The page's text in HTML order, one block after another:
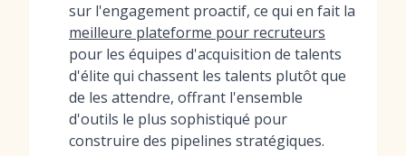
sur l'engagement proactif, ce qui en fait la
meilleure plateforme pour recruteurs
pour les équipes d'acquisition de talents
d'élite qui chassent les talents plutôt que
de les attendre, offrant l'ensemble
d'outils le plus sophistiqué pour
construire des pipelines stratégiques.